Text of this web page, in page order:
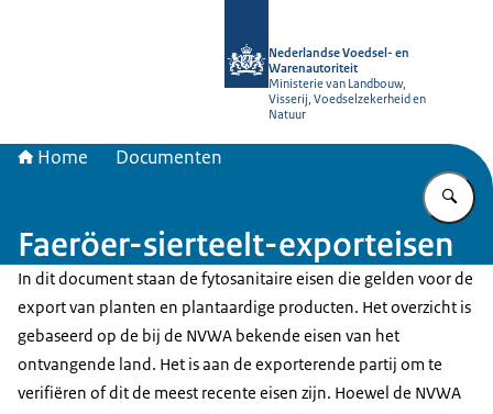
Nederlandse Voedsel- en
Warenautoriteit
Ministerie van Landbouw,
Visserij, Voedselzekerheid en
Natuur
Home Documenten
Faeröer-sierteelt-exporteisen
In dit document staan de fytosanitaire eisen die gelden voor de
export van planten en plantaardige producten. Het overzicht is
gebaseerd op de bij de NVWA bekende eisen van het
ontvangende land. Het is aan de exporterende partij om te
verifiëren of dit de meest recente eisen zijn. Hoewel de NVWA